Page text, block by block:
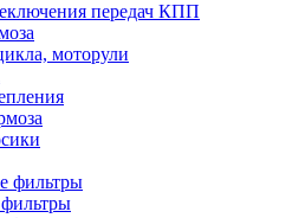
передач КПП
моторули
фильтры